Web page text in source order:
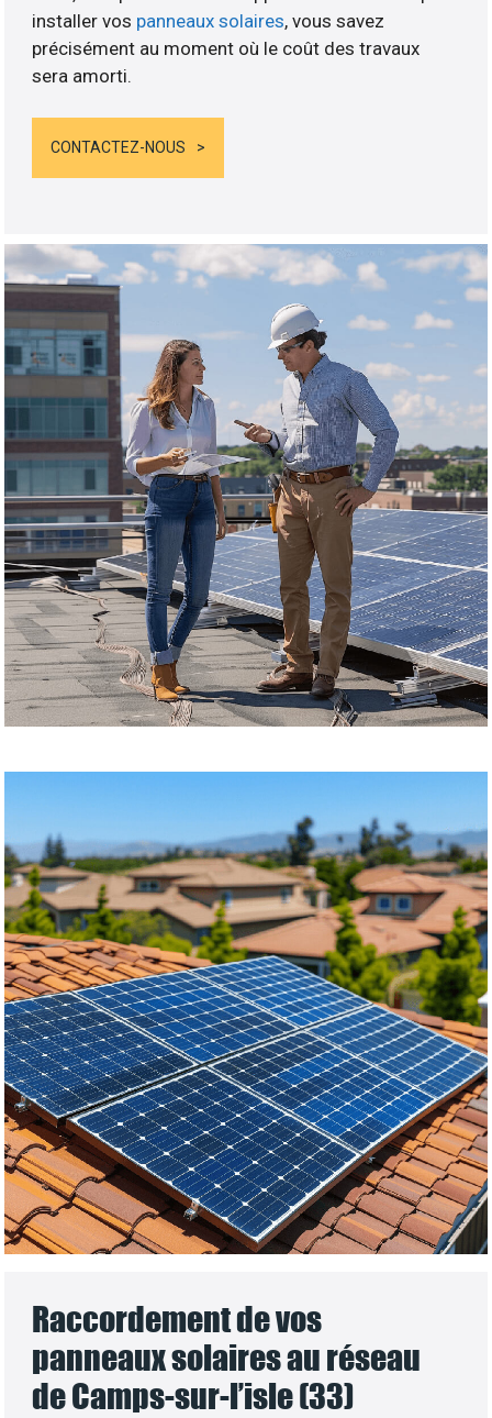
installer vos panneaux solaires, vous savez
précisément au moment où le coût des travaux
sera amorti.
CONTACTEZ-NOUS
Raccordement de vos
panneaux solaires au réseau
de Camps-sur-l’isle (33)